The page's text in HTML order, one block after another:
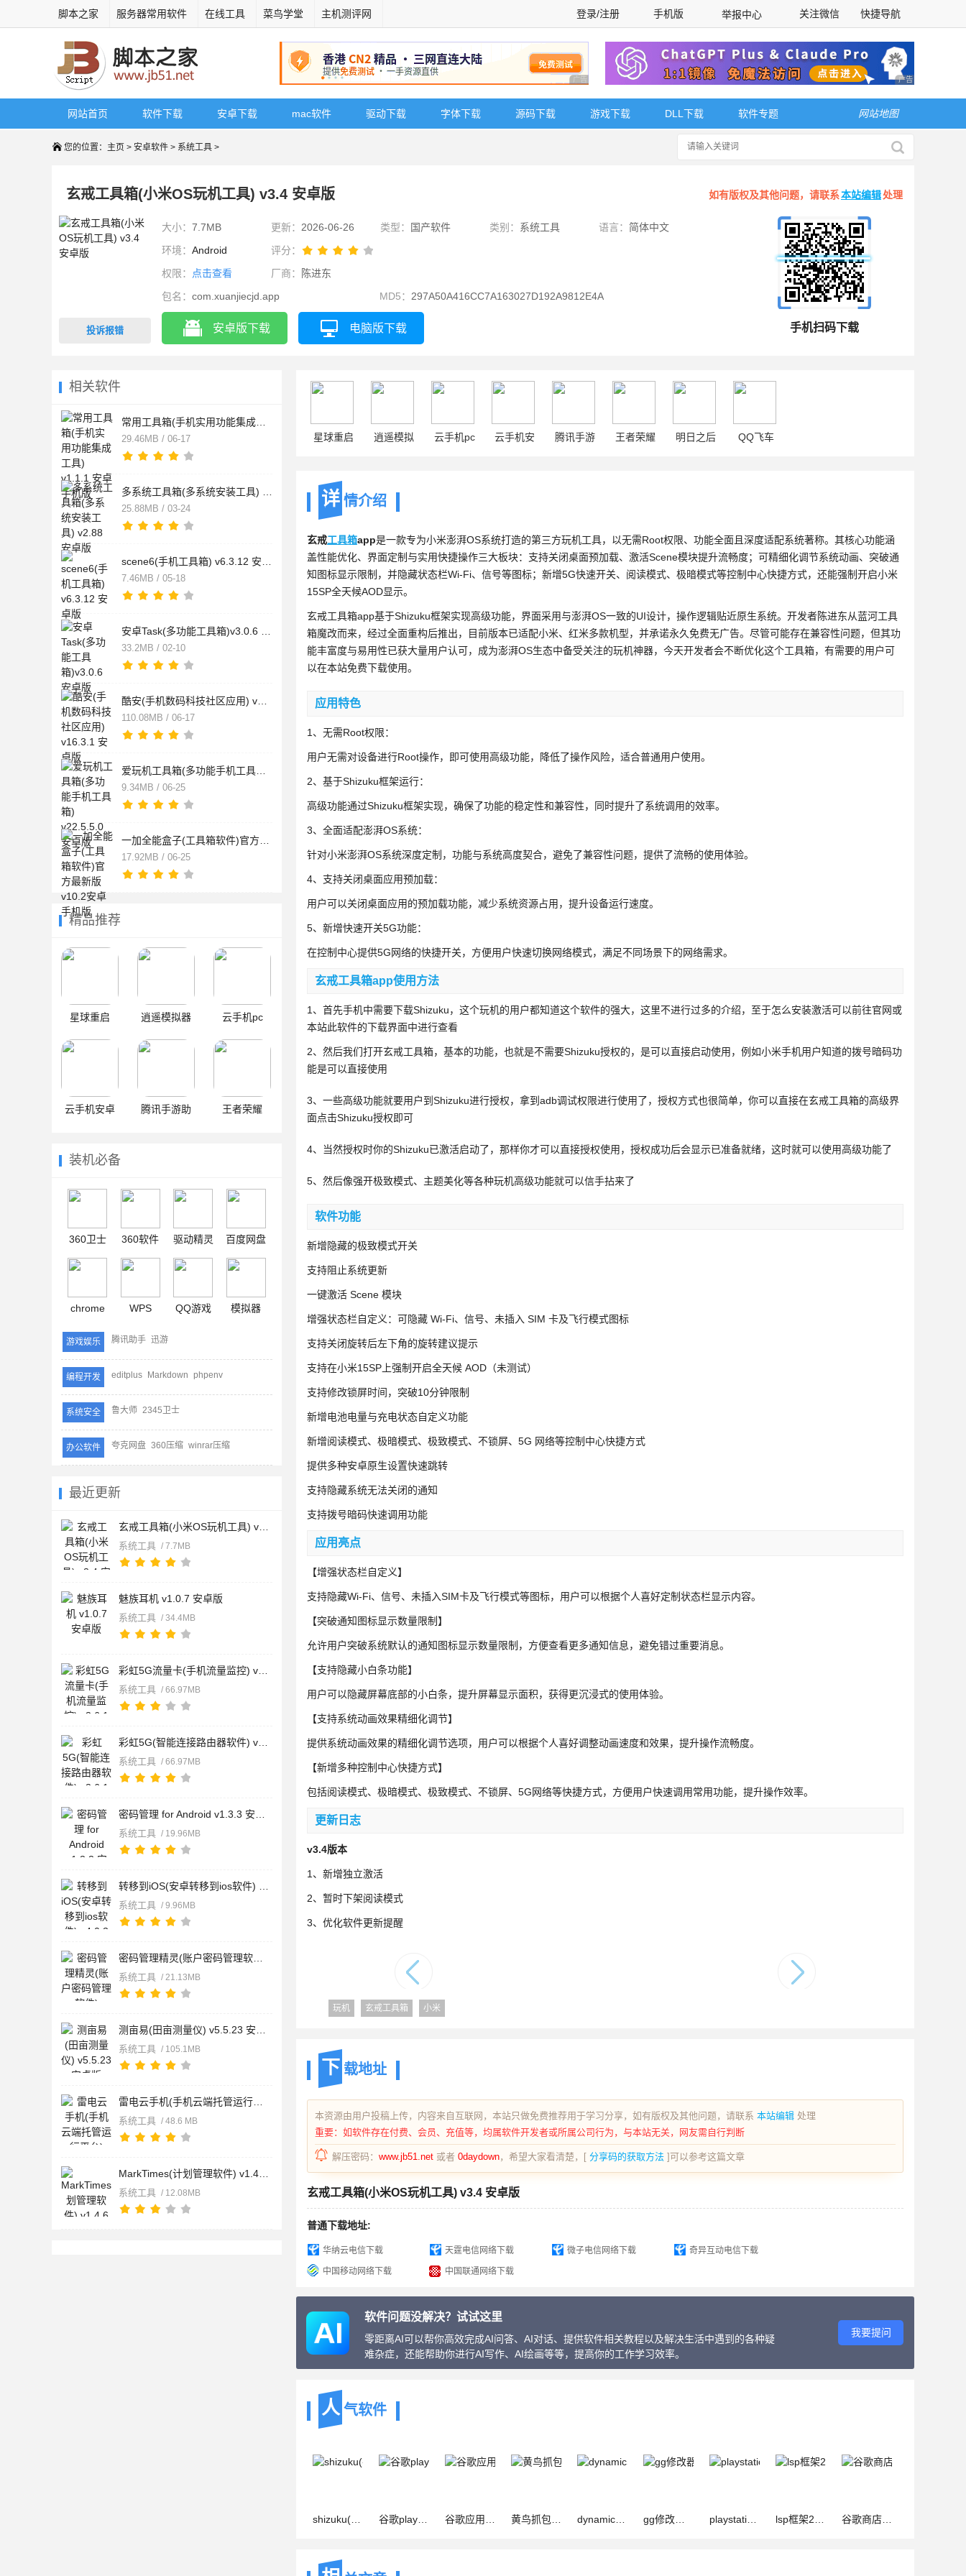
脚本之家 服务器常用软件 在线工具 菜鸟学堂 主机测评网 登录/注册 手机版 举报中心 关注微信 快捷导航
广告 商业广告，理性选择 广告 商业广告，理
网站首页 软件下载 安卓下载 mac软件 驱动下载 字体下载 源码下载 游戏下载 DLL下载 软件专题 网站地图
您的位置： 主页 > 安卓软件 > 系统工具 >
玄戒工具箱(小米OS玩机工具) v3.4 安卓版 如有版权及其他问题，请联系本站编辑处理
投诉报错
大小： 7.7MB 更新： 2026-06-26 类型： 国产软件 类别： 系统工具 语言： 简体中文
环境： Android
评分：
权限：
点击查看 厂商：
陈进东
包名： com.xuanjiecjd.app MD5： 297A50A416CC7A163027D192A9812E4A
安卓版下载 电脑版下载 手机扫码下载
相关软件
29.46MB / 06-17
25.88MB / 03-24
7.46MB / 05-18
33.2MB / 02-10
110.08MB / 06-17
9.34MB / 06-25
17.92MB / 06-25
精品推荐
星球重启 逍遥模拟器 云手机pc
云手机安卓 腾讯手游助 王者荣耀
装机必备
360卫士 360软件 驱动精灵 百度网盘
chrome WPS QQ游戏 模拟器
游戏娱乐 腾讯助手 迅游
编程开发 editplus Markdown phpenv
系统安全 鲁大师 2345卫士
办公软件 夸克网盘 360压缩 winrar压缩
最近更新
系统工具 / 7.7MB
魅族耳机 v1.0.7 安卓版
系统工具 / 34.4MB
系统工具 / 66.97MB
系统工具 / 66.97MB
系统工具 / 19.96MB
系统工具 / 9.96MB
系统工具 / 21.13MB
系统工具 / 105.1MB
系统工具 / 48.6 MB
系统工具 / 12.08MB
星球重启
逍遥模拟
云手机pc
云手机安
腾讯手游
王者荣耀 明日之后 QQ飞车
详 情介绍
玄戒工具箱app是一款专为小米澎湃OS系统打造的第三方玩机工具，以无需Root权限、功能全面且深度适配系统著称。其核心功能涵
盖性能优化、界面定制与实用快捷操作三大板块：支持关闭桌面预加载、激活Scene模块提升流畅度；可精细化调节系统动画、突破通
知图标显示限制，并隐藏状态栏Wi-Fi、信号等图标；新增5G快速开关、阅读模式、极暗模式等控制中心快捷方式，还能强制开启小米
15SP全天候AOD显示。
玄戒工具箱app基于Shizuku框架实现高级功能，界面采用与澎湃OS一致的UI设计，操作逻辑贴近原生系统。开发者陈进东从蓝河工具
箱魔改而来，经过全面重构后推出，目前版本已适配小米、红米多款机型，并承诺永久免费无广告。尽管可能存在兼容性问题，但其功
能丰富度与易用性已获大量用户认可，成为澎湃OS生态中备受关注的玩机神器，今天开发者会不断优化这个工具箱，有需要的用户可
以在本站免费下载使用。
应用特色
1、无需Root权限：
用户无需对设备进行Root操作，即可使用高级功能，降低了操作风险，适合普通用户使用。
2、基于Shizuku框架运行：
高级功能通过Shizuku框架实现，确保了功能的稳定性和兼容性，同时提升了系统调用的效率。
3、全面适配澎湃OS系统：
针对小米澎湃OS系统深度定制，功能与系统高度契合，避免了兼容性问题，提供了流畅的使用体验。
4、支持关闭桌面应用预加载：
用户可以关闭桌面应用的预加载功能，减少系统资源占用，提升设备运行速度。
5、新增快速开关5G功能：
在控制中心提供5G网络的快捷开关，方便用户快速切换网络模式，满足不同场景下的网络需求。
玄戒工具箱app使用方法
1、首先手机中需要下载Shizuku，这个玩机的用户都知道这个软件的强大，这里不进行过多的介绍，至于怎么安装激活可以前往官网或
本站此软件的下载界面中进行查看
2、然后我们打开玄戒工具箱，基本的功能，也就是不需要Shizuku授权的，是可以直接启动使用，例如小米手机用户知道的拨号暗码功
能是可以直接使用
3、一些高级功能就要用户到Shizuku进行授权，拿到adb调试权限进行使用了，授权方式也很简单，你可以直接在玄戒工具箱的高级界
面点击Shizuku授权即可
4、当然授权时你的Shizuku已激活启动了，那样你才可以直接授权使用，授权成功后会显示已准备就绪，这时就可以使用高级功能了
5、然后像强开极致模式、主题美化等各种玩机高级功能就可以信手拈来了
软件功能
新增隐藏的极致模式开关
支持阻止系统更新
一键激活 Scene 模块
增强状态栏自定义：可隐藏 Wi-Fi、信号、未插入 SIM 卡及飞行模式图标
支持关闭旋转后左下角的旋转建议提示
支持在小米15SP上强制开启全天候 AOD（未测试）
支持修改锁屏时间，突破10分钟限制
新增电池电量与充电状态自定义功能
新增阅读模式、极暗模式、极致模式、不锁屏、5G 网络等控制中心快捷方式
提供多种安卓原生设置快速跳转
支持隐藏系统无法关闭的通知
支持拨号暗码快速调用功能
应用亮点
【增强状态栏自定义】
支持隐藏Wi-Fi、信号、未插入SIM卡及飞行模式等图标，用户可以根据个人喜好定制状态栏显示内容。
【突破通知图标显示数量限制】
允许用户突破系统默认的通知图标显示数量限制，方便查看更多通知信息，避免错过重要消息。
【支持隐藏小白条功能】
用户可以隐藏屏幕底部的小白条，提升屏幕显示面积，获得更沉浸式的使用体验。
【支持系统动画效果精细化调节】
提供系统动画效果的精细化调节选项，用户可以根据个人喜好调整动画速度和效果，提升操作流畅度。
【新增多种控制中心快捷方式】
包括阅读模式、极暗模式、极致模式、不锁屏、5G网络等快捷方式，方便用户快速调用常用功能，提升操作效率。
更新日志
v3.4版本
1、新增独立激活
2、暂时下架阅读模式
3、优化软件更新提醒
玩机 玄戒工具箱 小米
下 载地址
本资源由用户投稿上传，内容来自互联网，本站只做免费推荐用于学习分享，如有版权及其他问题，请联系 本站编辑 处理
重要：如软件存在付费、会员、充值等，均属软件开发者或所属公司行为，与本站无关，网友需自行判断
解压密码： www.jb51.net 或者 0daydown，希望大家看清楚，[ 分享码的获取方法 ]可以参考这篇文章
玄戒工具箱(小米OS玩机工具) v3.4 安卓版
普通下载地址:
华纳云电信下载 天霆电信网络下载 微子电信网络下载 奇异互动电信下载
中国移动网络下载 中国联通网络下载
软件问题没解决？试试这里
零距离AI可以帮你高效完成AI问答、AI对话、提供软件相关教程以及解决生活中遇到的各种疑
难杂症，还能帮助你进行AI写作、AI绘画等等，提高你的工作学习效率。
我要提问
人 气软件
shizuku(手机开源软件) v13.7.0 安卓版 谷歌play服务框架(Google Play) v26.23.34 官方安卓版 谷歌应用商店(Google Play Store) v51.3.25-24 官方安卓版 黄鸟抓包(抓包工具) v3.1.2 安卓版 dynamicSpot(模拟灵动岛工具) v2.01 安卓版 gg修改器中文版(定制修改应用神器) v101.1安卓版 playstation(PS应用游戏商店) v26.5.0 安卓版 lsp框架2025最新版(LSPosed) v1.11.0 安卓版 谷歌商店(Google Play Store)官方最新版 v51.3.25-24 安卓版